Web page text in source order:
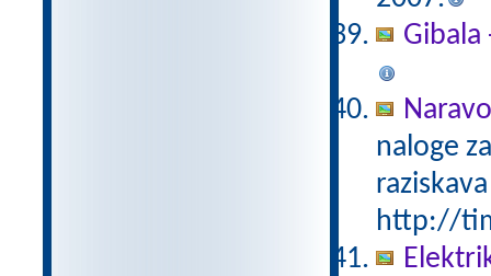
Gibala
naloge
http://